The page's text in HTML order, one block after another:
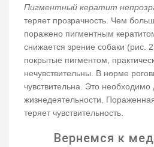
Пигментный кератит
теряет прозрачность. Чем
поражено пигментным
снижается зрение собаки (рис.
покрытые пигментом,
нечувствительны. В норме
чувствительна. Это
жизнедеятельности.
теряет чувствительность.
Вернемся к